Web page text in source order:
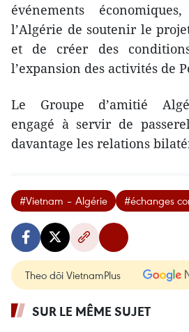
événements
l’Algérie de soutenir le
et de créer des
l’expansion des activités de
Le Groupe d’amitié
engagé à servir de
davantage les relations
#Vietnam – Algérie #échanges
Theo dõi VietnamPlus
SUR LE MÊME SUJET